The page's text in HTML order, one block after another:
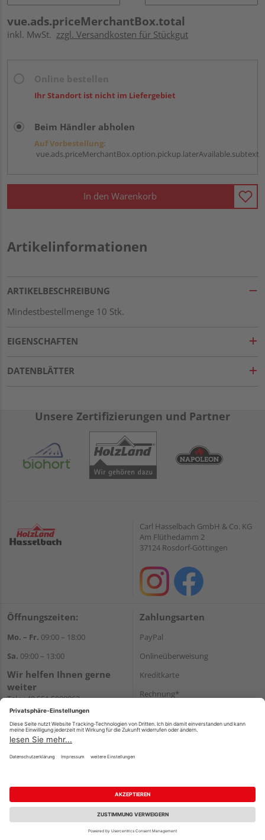
vue.ads.priceMerchantBox.total
inkl. MwSt. zzgl. Versandkosten für Stückgut
Ihr Standort ist nicht im Liefergebiet
Beim Händler abholen
Auf Vorbestellung:
vue.ads.priceMerchantBox.option.pickup.laterAvailable.subtext
In den Warenkorb
Artikelinformationen
ARTIKELBESCHREIBUNG
Mindestbestellmenge 10 Stk.
EIGENSCHAFTEN
DATENBLÄTTER
Unsere Zertifizierungen und Partner
Carl Hasselbach GmbH & Co. KG
Am Flüthedamm 2
37124 Rosdorf-Göttingen
Öffnungszeiten:
Mo. – Fr. 09:00 – 18:00
Sa. 09:00 – 13:00
Wir helfen Ihnen gerne
weiter
Tel.:+49 551 5009963
E-Mail:shop@holzland-
hasselbach.de
Zahlungsarten
PayPal
Onlineüberweisung
Kreditkarte
Rechnung*
Versand
Impressum AGB Widerruf
Datenschutz
Reservierungsbedingungen
Vertrag widerrufen